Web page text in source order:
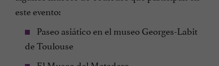
este evento:
Paseo asiático en el museo Georges-Labit
de Toulouse